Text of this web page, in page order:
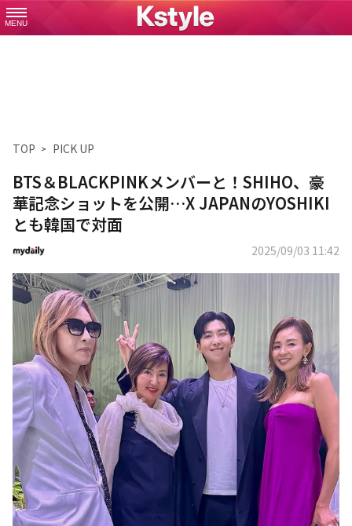
MENU
TOP PICK UP
BTS＆BLACKPINKメンバーと！SHIHO、豪
華記念ショットを公開…X JAPANのYOSHIKI
とも韓国で対面
2025/09/03 11:42